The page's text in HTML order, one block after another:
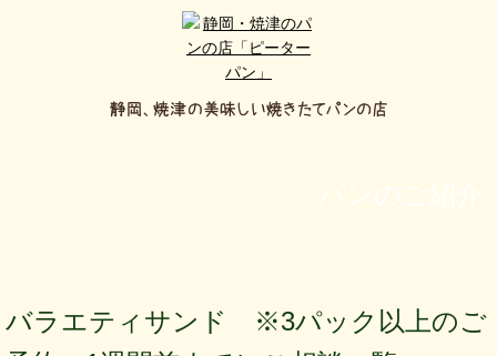
バラエティサンド ※3パック以上のご